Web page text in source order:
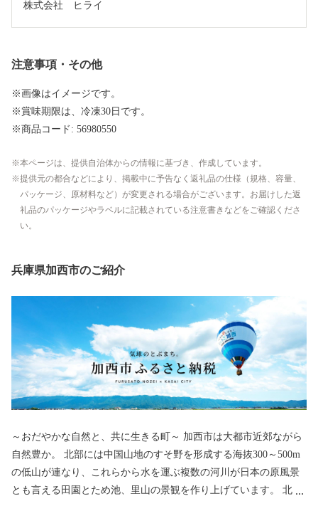
株式会社　ヒライ
注意事項・その他
※画像はイメージです。
※賞味期限は、冷凍30日です。
※商品コード: 56980550
本ページは、提供自治体からの情報に基づき、作成しています。
提供元の都合などにより、掲載中に予告なく返礼品の仕様（規格、容量、
パッケージ、原材料など）が変更される場合がございます。お届けした返
礼品のパッケージやラベルに記載されている注意書きなどをご確認くださ
い。
兵庫県加西市のご紹介
～おだやかな自然と、共に生きる町～ 加西市は大都市近郊ながら
自然豊か。 北部には中国山地のすそ野を形成する海抜300～500m
の低山が連なり、これらから水を運ぶ複数の河川が日本の原風景
とも言える田園とため池、里山の景観を作り上げています。 北条